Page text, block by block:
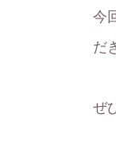
今
だ
ぜ